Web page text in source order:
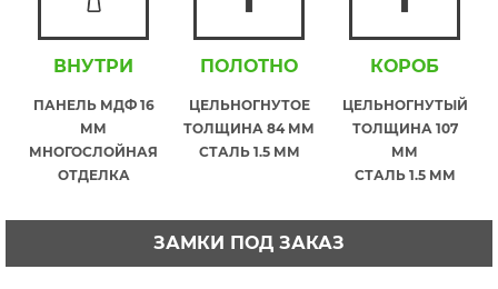
ВНУТРИ
ПАНЕЛЬ МДФ 16
ММ
МНОГОСЛОЙНАЯ
ОТДЕЛКА
ПОЛОТНО
ЦЕЛЬНОГНУТОЕ
ТОЛЩИНА 84 ММ
СТАЛЬ 1.5 ММ
КОРОБ
ЦЕЛЬНОГНУТЫЙ
ТОЛЩИНА 107
ММ
СТАЛЬ 1.5 ММ
ЗАМКИ ПОД ЗАКАЗ